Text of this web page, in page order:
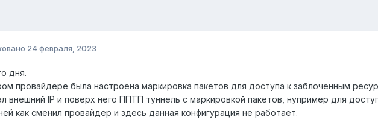
24 февраля, 2023
дня.
провайдере была настроена маркировка пакетов для доступа к заблоченным
внешний IP и поверх него ППТП туннель с маркировкой пакетов, нупример для
как сменил провайдер и здесь данная конфигурация не работает.